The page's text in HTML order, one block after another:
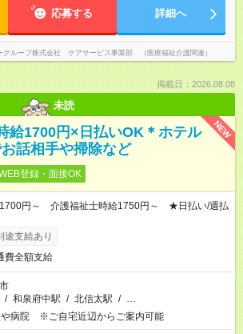
応募する 詳細へ
グループ株式会社 ケアサービス事業部 （医療福祉介護関連）
掲載日：2026.08.08
未読
NEW
給1700円×日払いOK＊ホテル
話相手や掃除など
登録・面接OK
1700円～ 介護福祉士時給1750円～ ★日払い/週払
途支給あり
費全額支給
/ 和泉府中駅 / 北信太駅 / …
や病院 ※ご自宅近辺からご案内可能